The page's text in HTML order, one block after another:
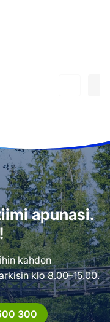
apunasi.
kahden
klo 8.00–15.00.
300